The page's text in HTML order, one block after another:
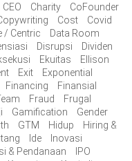
CEO Charity
CoFounder
Cost
Covid
/ Centric
Data Room
Disrupsi
Dividen
Ekuitas
Ellison
Exit
Exponential
Financing
Finansial
Fraud
Frugal
Gamification
Gender
GTM Hidup
Hiring &
Ide
Inovasi
& Pendanaan
IPO